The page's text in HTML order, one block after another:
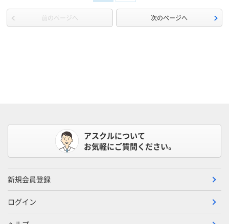
前のページへ 次のページへ
アスクルについて
お気軽にご質問ください。
新規会員登録
ログイン